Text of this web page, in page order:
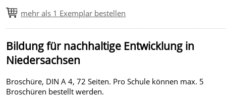
mehr als 1 Exemplar bestellen
Bildung für nachhaltige Entwicklung in
Niedersachsen
Broschüre, DIN A 4, 72 Seiten. Pro Schule können max. 5
Broschüren bestellt werden.